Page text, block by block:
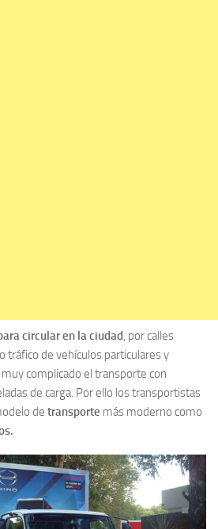
circular en la ciudad, por calles
tráfico de vehículos particulares y
complicado el transporte con
de carga. Por ello los transportistas
de transporte más moderno como